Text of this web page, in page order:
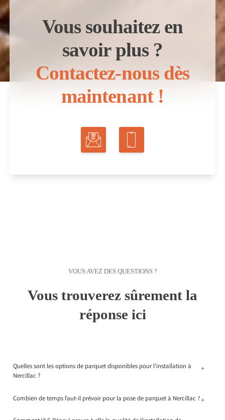
Vous souhaitez en
savoir plus ?
Contactez-nous dès
maintenant !
VOUS AVEZ DES QUESTIONS ?
Vous trouverez sûrement la
réponse ici
Quelles sont les options de parquet disponibles pour l'installation à
Nercillac ?
+
Combien de temps faut-il prévoir pour la pose de parquet à Nercillac ?+